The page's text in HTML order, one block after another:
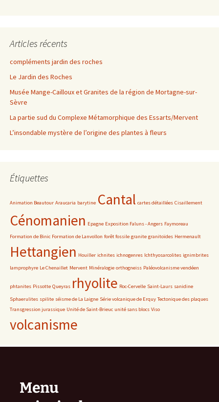
Articles récents
compléments jardin des roches
Le Jardin des Roches
Musée Mange-Cailloux et Granites de la région de Mortagne-sur-
Sèvre
La partie sud du Complexe Métamorphique des Essarts/Mervent
L’insondable mystère de l’origine des plantes à fleurs
Étiquettes
Animation Beautour Araucaria barytine Cantal cartes détaillées Cisaillement
Cénomanien Epagne Exposition Faluns - Angers Faymoreau
Formation de Binic Formation de Lanvollon forêt fossile granite granitoïdes Hermenault
Hettangien Houiller ichnites ichnogenres Ichthyosarcolites ignimbrites
lamprophyre Le Chenaillet Mervent Minéralogie orthogneiss Paléovolcanisme vendéen
phtanites Pissotte Queyras rhyolite Roc-Cervelle Saint-Laurs sanidine
Sphaerulites spilite séisme de La Laigne Série volcanique de Erquy Tectonique des plaques
Transgression jurassique Unité de Saint-Brieuc unité sans blocs Viso
volcanisme
Menu